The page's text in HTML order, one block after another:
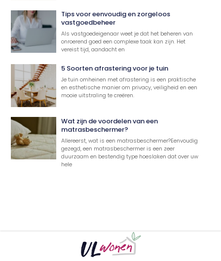
Tips voor eenvoudig en zorgeloos
vastgoedbeheer
Als vastgoedeigenaar weet je dat het beheren van
onroerend goed een complexe taak kan zijn. Het
vereist tijd, aandacht en
5 Soorten afrastering voor je tuin
Je tuin omheinen met afrastering is een praktische
en esthetische manier om privacy, veiligheid en een
mooie uitstraling te creëren.
Wat zijn de voordelen van een
matrasbeschermer?
Allereerst, wat is een matrasbeschermer?Eenvoudig
gezegd, een matrasbeschermer is een zeer
duurzaam en bestendig type hoeslaken dat over uw
hele